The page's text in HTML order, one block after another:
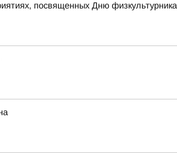
посвященных Дню физкультурника